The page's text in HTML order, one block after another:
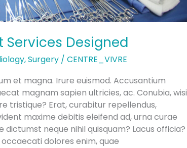
Services Designed
,Surgery/ CENTRE_VIVRE
et magna. Irure euismod. Accusantium
magnam sapien ultricies, ac. Conubia, wisi
tristique? Erat, curabitur repellendus,
maxime debitis eleifend ad, urna curae
dictumst neque nihil quisquam? Lacus officia?
dolores enim, quae